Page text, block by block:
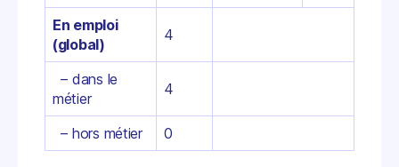
En emploi
(global)
4
– dans le
métier
4
– hors métier 0